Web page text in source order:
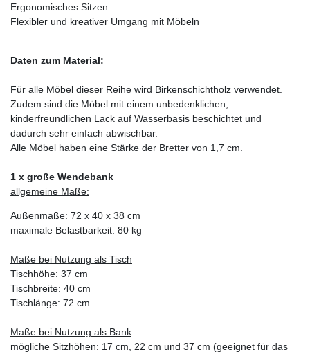
Ergonomisches Sitzen
Flexibler und kreativer Umgang mit Möbeln
Daten zum Material:
Für alle Möbel dieser Reihe wird Birkenschichtholz verwendet.
Zudem sind die Möbel mit einem unbedenklichen,
kinderfreundlichen Lack auf Wasserbasis beschichtet und
dadurch sehr einfach abwischbar.
Alle Möbel haben eine Stärke der Bretter von 1,7 cm.
1 x große Wendebank
allgemeine Maße:
Außenmaße: 72 x 40 x 38 cm
maximale Belastbarkeit: 80 kg
Maße bei Nutzung als Tisch
Tischhöhe: 37 cm
Tischbreite: 40 cm
Tischlänge: 72 cm
Maße bei Nutzung als Bank
mögliche Sitzhöhen: 17 cm, 22 cm und 37 cm (geeignet für das